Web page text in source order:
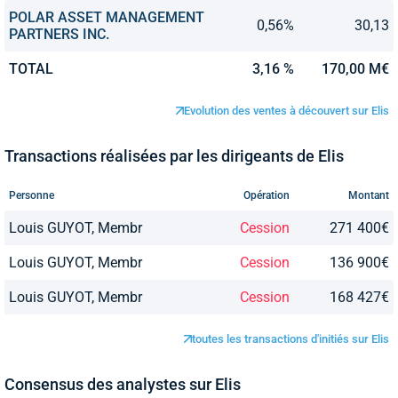
POLAR ASSET MANAGEMENT
PARTNERS INC.
0,56% 30,13
TOTAL 3,16 % 170,00 M€
Evolution des ventes à découvert sur Elis
Transactions réalisées par les dirigeants de Elis
Personne Opération Montant
Louis GUYOT, Membr Cession 271 400€
Louis GUYOT, Membr Cession 136 900€
Louis GUYOT, Membr Cession 168 427€
toutes les transactions d'initiés sur Elis
Consensus des analystes sur Elis